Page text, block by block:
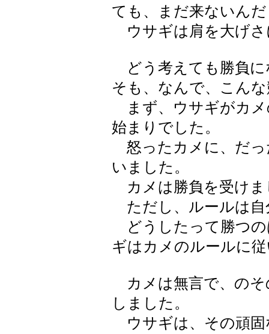
ても、まだ来ないん
ウサギは肩を大げさ
どう考えても勝負に
そも、なんで、こん
まず、ウサギがカメ
始まりでした。
怒ったカメに、だっ
いました。
カメは勝負を受けま
ただし、ルールは自
どうしたって勝つの
ギはカメのルールに
カメは無言で、のそ
しました。
ウサギは、その頑固